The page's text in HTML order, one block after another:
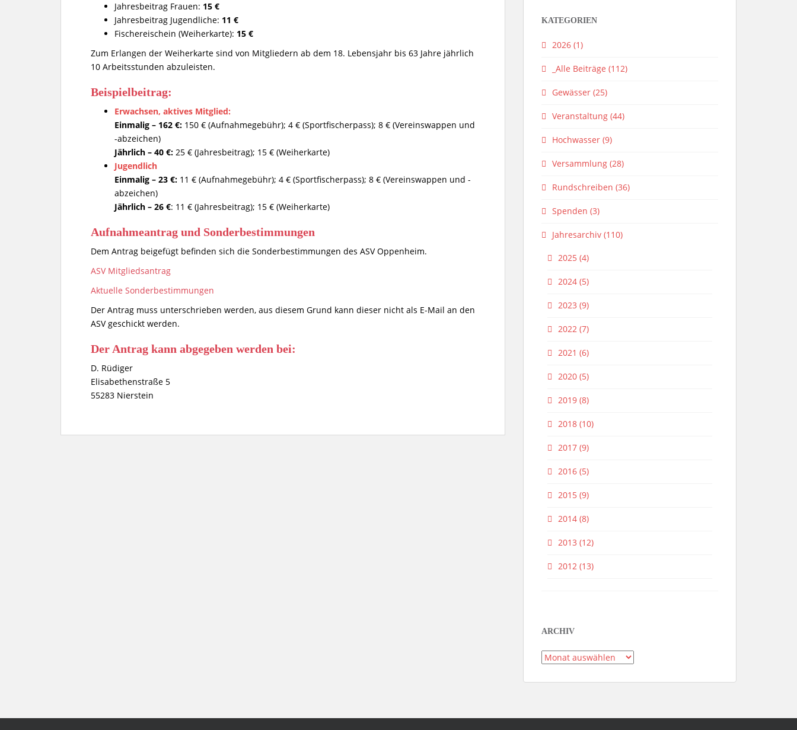
Jahresbeitrag Frauen: 15 €
Jahresbeitrag Jugendliche: 11 €
Fischereischein (Weiherkarte): 15 €
Zum Erlangen der Weiherkarte sind von Mitgliedern ab dem 18. Lebensjahr bis 63 Jahre jährlich
10 Arbeitsstunden abzuleisten.
Beispielbeitrag:
Erwachsen, aktives Mitglied:
Einmalig – 162 €: 150 € (Aufnahmegebühr); 4 € (Sportfischerpass); 8 € (Vereinswappen und
-abzeichen)
Jährlich – 40 €: 25 € (Jahresbeitrag); 15 € (Weiherkarte)
Jugendlich
Einmalig – 23 €: 11 € (Aufnahmegebühr); 4 € (Sportfischerpass); 8 € (Vereinswappen und -
abzeichen)
Jährlich – 26 €: 11 € (Jahresbeitrag); 15 € (Weiherkarte)
Aufnahmeantrag und Sonderbestimmungen
Dem Antrag beigefügt befinden sich die Sonderbestimmungen des ASV Oppenheim.
ASV Mitgliedsantrag
Aktuelle Sonderbestimmungen
Der Antrag muss unterschrieben werden, aus diesem Grund kann dieser nicht als E-Mail an den
ASV geschickt werden.
Der Antrag kann abgegeben werden bei:
D. Rüdiger
Elisabethenstraße 5
55283 Nierstein
KATEGORIEN
2026 (1)
_Alle Beiträge (112)
Gewässer (25)
Veranstaltung (44)
Hochwasser (9)
Versammlung (28)
Rundschreiben (36)
Spenden (3)
Jahresarchiv (110)
2025 (4)
2024 (5)
2023 (9)
2022 (7)
2021 (6)
2020 (5)
2019 (8)
2018 (10)
2017 (9)
2016 (5)
2015 (9)
2014 (8)
2013 (12)
2012 (13)
ARCHIV
Archiv